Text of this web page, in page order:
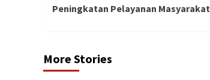
Peningkatan Pelayanan Masyarakat
More Stories